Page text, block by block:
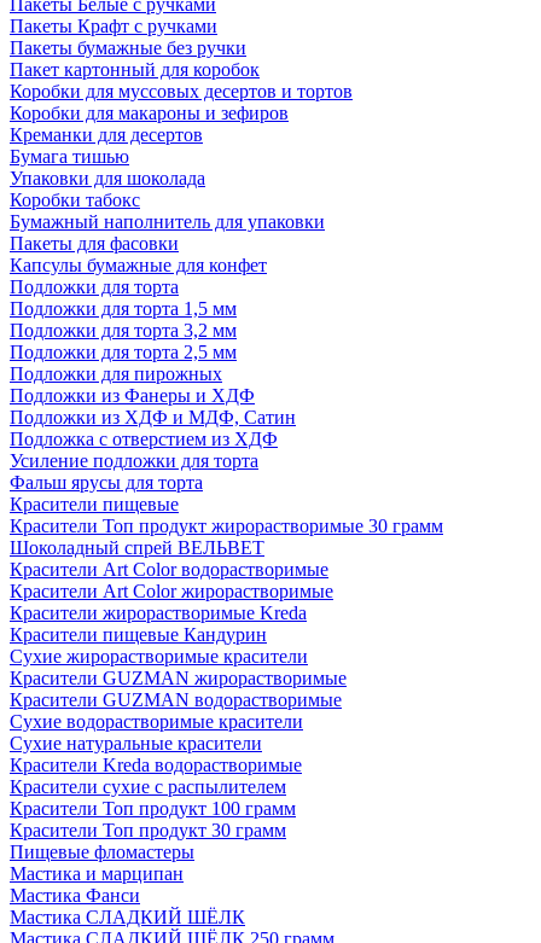
Пакеты Белые с ручками
Пакеты Крафт с ручками
Пакеты бумажные без ручки
Пакет картонный для коробок
Коробки для муссовых десертов и тортов
Коробки для макароны и зефиров
Креманки для десертов
Бумага тишью
Упаковки для шоколада
Коробки табокс
Бумажный наполнитель для упаковки
Пакеты для фасовки
Капсулы бумажные для конфет
Подложки для торта
Подложки для торта 1,5 мм
Подложки для торта 3,2 мм
Подложки для торта 2,5 мм
Подложки для пирожных
Подложки из Фанеры и ХДФ
Подложки из ХДФ и МДФ, Сатин
Подложка с отверстием из ХДФ
Усиление подложки для торта
Фальш ярусы для торта
Красители пищевые
Красители Топ продукт жирорастворимые 30 грамм
Шоколадный спрей ВЕЛЬВЕТ
Красители Art Color водорастворимые
Красители Art Color жирорастворимые
Красители жирорастворимые Kreda
Красители пищевые Кандурин
Сухие жирорастворимые красители
Красители GUZMAN жирорастворимые
Красители GUZMAN водорастворимые
Сухие водорастворимые красители
Сухие натуральные красители
Красители Kreda водорастворимые
Красители сухие с распылителем
Красители Топ продукт 100 грамм
Красители Топ продукт 30 грамм
Пищевые фломастеры
Мастика и марципан
Мастика Фанси
Мастика СЛАДКИЙ ШЁЛК
Мастика СЛАДКИЙ ШЁЛК 250 грамм